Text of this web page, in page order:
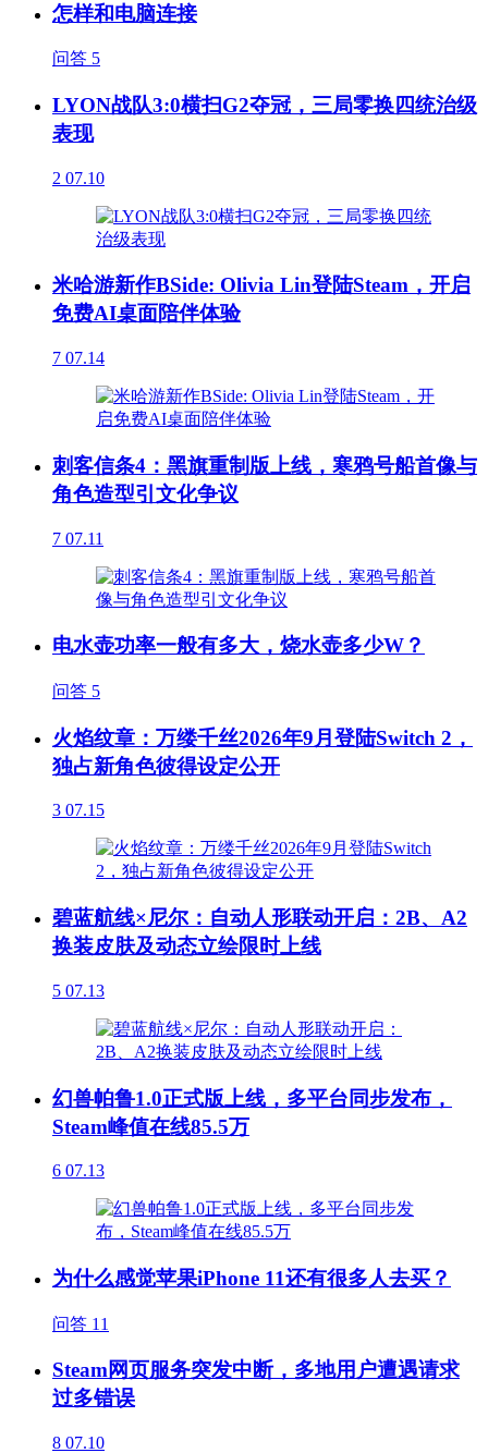
怎样和电脑连接
问答 5
LYON战队3:0横扫G2夺冠，三局零换四统治级
表现
2 07.10
米哈游新作BSide: Olivia Lin登陆Steam，开启
免费AI桌面陪伴体验
7 07.14
刺客信条4：黑旗重制版上线，寒鸦号船首像与
角色造型引文化争议
7 07.11
电水壶功率一般有多大，烧水壶多少W？
问答 5
火焰纹章：万缕千丝2026年9月登陆Switch 2，
独占新角色彼得设定公开
3 07.15
碧蓝航线×尼尔：自动人形联动开启：2B、A2
换装皮肤及动态立绘限时上线
5 07.13
幻兽帕鲁1.0正式版上线，多平台同步发布，
Steam峰值在线85.5万
6 07.13
为什么感觉苹果iPhone 11还有很多人去买？
问答 11
Steam网页服务突发中断，多地用户遭遇请求
过多错误
8 07.10